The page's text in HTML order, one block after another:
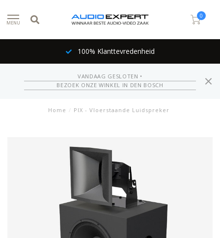
MENU
0
100% Klanttevredenheid
VANDAAG GESLOTEN •
BEZOEK ONZE WINKEL IN DEN BOSCH
Home / PIX - Vloerstaande Luidspreker